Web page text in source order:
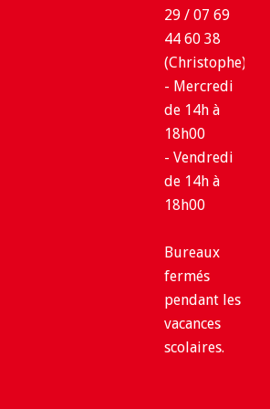
29 / 07 69
44 60 38
(Christophe)
- Mercredi
de 14h à
18h00
- Vendredi
de 14h à
18h00
Bureaux
fermés
pendant les
vacances
scolaires.